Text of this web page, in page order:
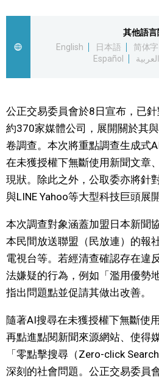
視覺日本
臺灣香港
更多
人物訪談
日本入門
政治外交
社會
財經
official SNS
其他語言
English
日本語 简体字
Español
العربية
公正交易委員會於8日宣布，已
約370家媒體公司，展開關於其
卷調查。本次將重點調查生成式
在未獲授權下無斷使用新聞文章
現狀。除此之外，公取委亦將針
與LINE Yahoo等大型科技巨頭展
本次調查對象涵蓋加盟日本新聞
本民間放送聯盟（民放連）的報
電視台等。若經清查確認存在違
法嫌疑的行為，例如「濫用優勢
指出問題點並促請其做出改善。
隨著AI搜尋在未獲授權下無斷使
再點進點閱新聞來源網站、使得
「零點擊搜尋（Zero-click
深刻的社會問題。公正交易委員